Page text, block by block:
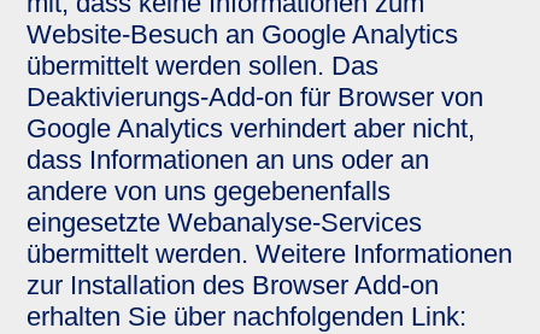
Website-Besuch an Google Analytics
übermittelt werden sollen. Das
Deaktivierungs-Add-on für Browser von
Google Analytics verhindert aber nicht,
dass Informationen an uns oder an
andere von uns gegebenenfalls
eingesetzte Webanalyse-Services
übermittelt werden. Weitere Informationen
zur Installation des Browser Add-on
erhalten Sie über nachfolgenden Link: